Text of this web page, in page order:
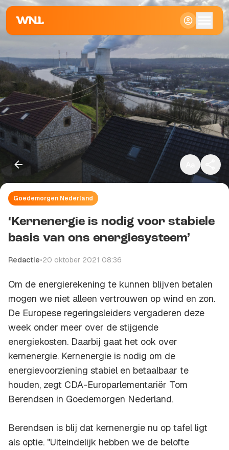
Klein
Standaard
Groot
Goedemorgen Nederland
‘Kernenergie is nodig voor stabiele
basis van ons energiesysteem’
Redactie•20 oktober 2021 08:36
Om de energierekening te kunnen blijven betalen
mogen we niet alleen vertrouwen op wind en zon.
De Europese regeringsleiders vergaderen deze
week onder meer over de stijgende
energiekosten. Daarbij gaat het ook over
kernenergie. Kernenergie is nodig om de
energievoorziening stabiel en betaalbaar te
houden, zegt CDA-Europarlementariër Tom
Berendsen in Goedemorgen Nederland.
Berendsen is blij dat kernenergie nu op tafel ligt
als optie. "Uiteindelijk hebben we de belofte